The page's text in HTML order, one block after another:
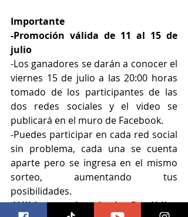
Importante
-Promoción válida de 11 al 15 de
julio
-Los ganadores se darán a conocer el
viernes 15 de julio a las 20:00 horas
tomado de los participantes de las
dos redes sociales y el video se
publicará en el muro de Facebook.
-Puedes participar en cada red social
sin problema, cada una se cuenta
aparte pero se ingresa en el mismo
sorteo, aumentando tus
posibilidades.
-Válido en el toda la República